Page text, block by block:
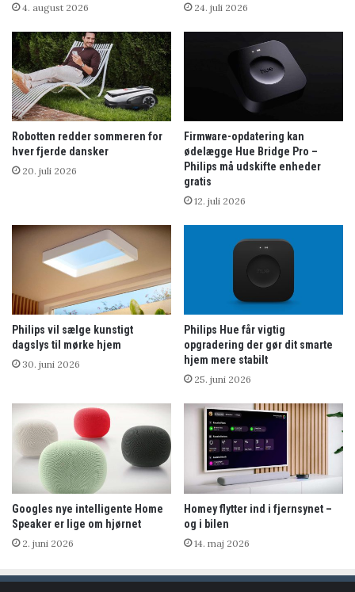
4. august 2026 24. juli 2026
Robotten redder sommeren for
hver fjerde dansker
20. juli 2026
Firmware-opdatering kan
ødelægge Hue Bridge Pro –
Philips må udskifte enheder
gratis
12. juli 2026
Philips vil sælge kunstigt
dagslys til mørke hjem
30. juni 2026
Philips Hue får vigtig
opgradering der gør dit smarte
hjem mere stabilt
25. juni 2026
Googles nye intelligente Home
Speaker er lige om hjørnet
2. juni 2026
Homey flytter ind i fjernsynet –
og i bilen
14. maj 2026